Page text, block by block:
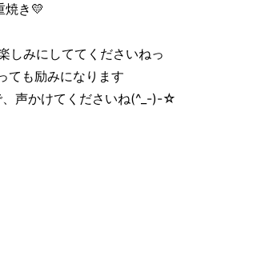
焼き💛
しみにしててくださいねっ
ても励みになります
声かけてくださいね(^_-)-☆